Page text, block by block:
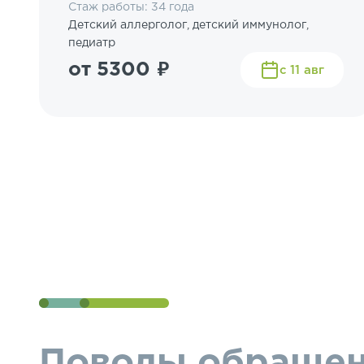
Стаж работы: 34 года
Детский аллерголог, детский иммунолог,
педиатр
от 5300 ₽ с 11 авг